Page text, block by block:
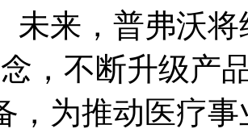
未来，普弗沃
，不断升级产
，为推动医疗